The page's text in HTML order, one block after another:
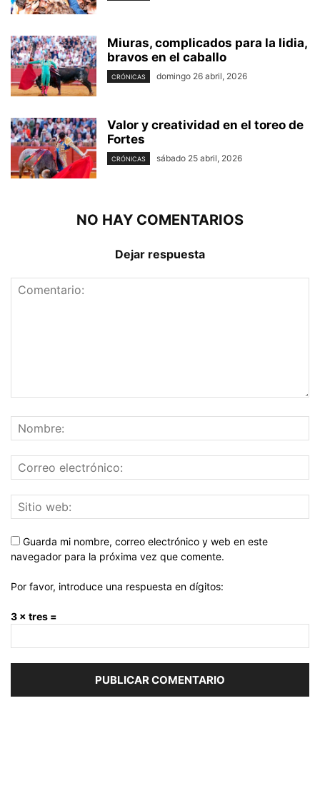
Miuras, complicados para la lidia,
bravos en el caballo
CRÓNICAS domingo 26 abril, 2026
Valor y creatividad en el toreo de
Fortes
CRÓNICAS sábado 25 abril, 2026
NO HAY COMENTARIOS
Dejar respuesta
Guarda mi nombre, correo electrónico y web en este
navegador para la próxima vez que comente.
Por favor, introduce una respuesta en dígitos:
3 × tres =